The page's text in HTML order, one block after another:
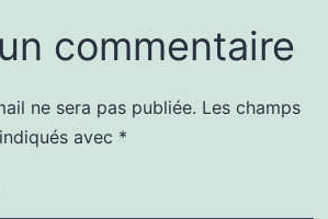
commentaire
ne sera pas publiée. Les champs
avec *